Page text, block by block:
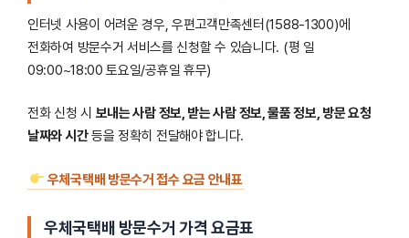
인터넷 사용이 어려운 경우, 우편고객만족센터(1588-1300)에
전화하여 방문수거 서비스를 신청할 수 있습니다. (평 일
09:00~18:00 토요일/공휴일 휴무)
전화 신청 시 보내는 사람 정보, 받는 사람 정보, 물품 정보, 방문 요청
날짜와 시간등을 정확히 전달해야 합니다.
우체국택배 방문수거 접수 요금 안내표
우체국택배 방문수거 가격 요금표